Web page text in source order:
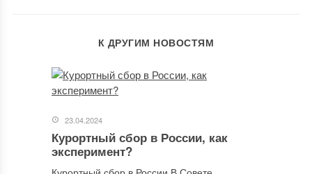
К ДРУГИМ НОВОСТЯМ
23.04.2024
Курортный сбор в России, как
эксперимент?